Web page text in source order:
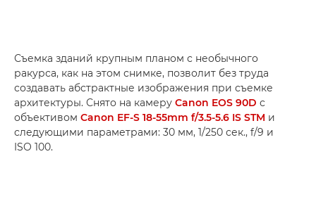
Съемка зданий крупным планом с необычного
ракурса, как на этом снимке, позволит без труда
создавать абстрактные изображения при съемке
архитектуры. Снято на камеру Canon EOS 90D с
объективом Canon EF-S 18-55mm f/3.5-5.6 IS STM и
следующими параметрами: 30 мм, 1/250 сек., f/9 и
ISO 100.